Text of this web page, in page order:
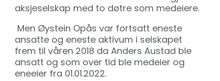
aksjeselskap med to døtre som medeiere.
Men Øystein Opås var fortsatt eneste
ansatte og eneste aktivum i selskapet
frem til våren 2018 da Anders Austad ble
ansatt og som over tid ble medeier og
eneeier fra 01.01.2022.